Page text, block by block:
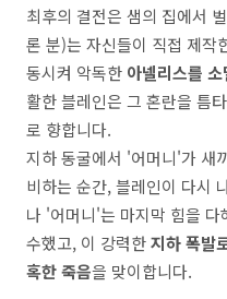
최후의 결전은 샘의 집에서
론 분)는 자신들이 직접 제작
동시켜 악독한 아넬리스를
활한 블레인은 그 혼란을 틈
로 향합니다.
지하 동굴에서 '어머니'가 새
비하는 순간, 블레인이 다시
나 '어머니'는 마지막 힘을
수했고, 이 강력한지하 폭발
혹한 죽음을 맞이합니다.